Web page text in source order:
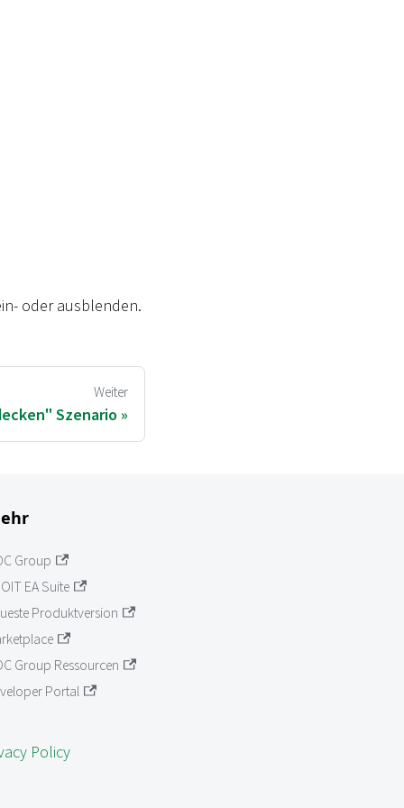
oder ausblenden.
Weiter
Szenario
Group
EA Suite
Produktversion
Group Ressourcen
Portal
Policy